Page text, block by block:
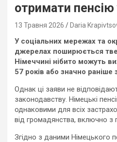
отримати пенсію
13 Травня 2026 Daria
У соціальних мережах та
джерелах поширюється
Німеччині нібито можуть
57 років або значно
Однак ці заяви не
законодавству. Німецькі
однаковими для всіх
від громадянства, включно з
Згідно з даними Німецького